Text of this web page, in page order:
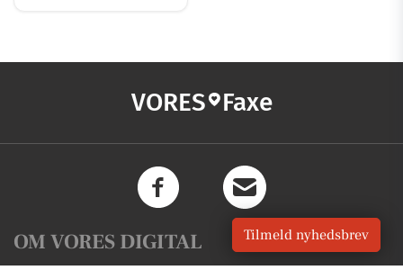
VORES Faxe
OM VORES DIGITAL Tilmeld nyhedsbrev